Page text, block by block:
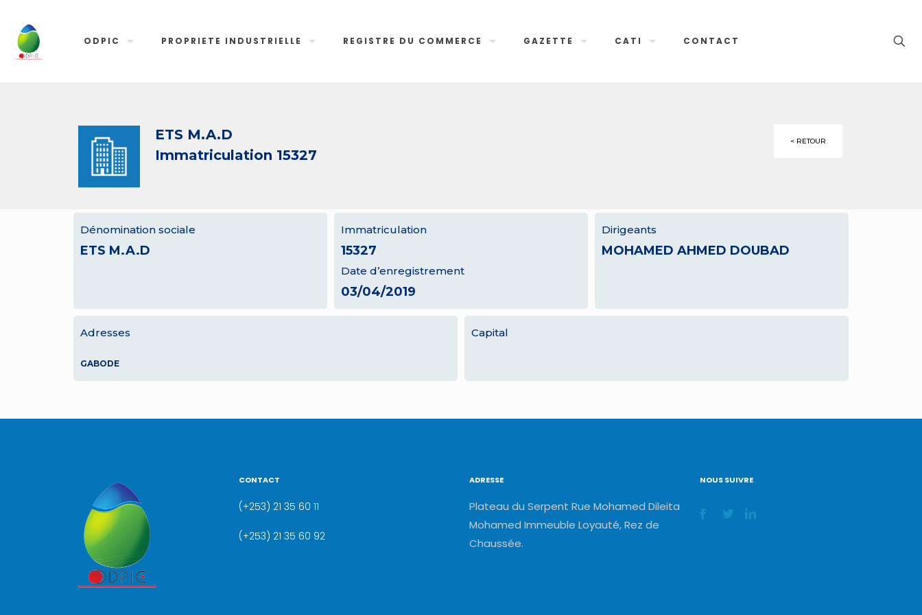
ODPIC PROPRIETE INDUSTRIELLE REGISTRE DU COMMERCE GAZETTE CATI CONTACT
ETS M.A.D
Immatriculation 15327
< RETOUR
Dénomination sociale
ETS M.A.D
Immatriculation
15327
Date d’enregistrement
03/04/2019
Dirigeants
MOHAMED AHMED DOUBAD
Adresses
GABODE
Capital
CONTACT
(+253) 21 35 60 11
(+253) 21 35 60 92
ADRESSE
Plateau du Serpent Rue Mohamed Dileita
Mohamed Immeuble Loyauté, Rez de
Chaussée.
NOUS SUIVRE